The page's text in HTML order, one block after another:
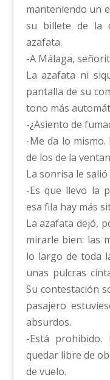
manteniendo un
su billete de la
azafata.
-A Málaga,
La azafata ni
pantalla de su
tono más
-¿Asiento de
-Me da lo
de los de la
La sonrisa le
-Es que llevo la
esa fila hay más
La azafata dejó,
mirarle bien: las
lo largo de toda
unas pulcras
Su contestación
pasajero
absurdos.
-Está prohibido.
quedar libre de
de vuelo.